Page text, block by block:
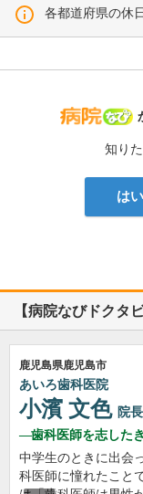
各都道府県の休
知り
はい
【病院なびドクタ
鹿児島県鹿児島市
あいろ歯科医院
小濱 文色 院長
歯科医師を志した
中学生のときに出会
科医師に憧れたこと